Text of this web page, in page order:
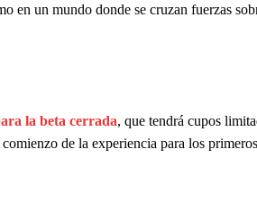
en un mundo donde se cruzan fuerzas
la beta cerrada, que tendrá cupos
de la experiencia para los